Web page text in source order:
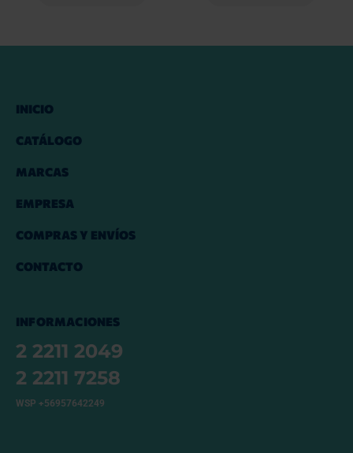
INICIO
CATÁLOGO
MARCAS
EMPRESA
COMPRAS Y ENVÍOS
CONTACTO
INFORMACIONES
2 2211 2049
2 2211 7258
WSP +56957642249